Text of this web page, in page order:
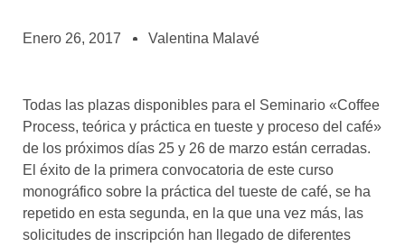
asociados
algo nuevo que
enseñarnos
BOLSA DE TRABAJO
¡te imaginas vivir de tu pasión
por el café?
Enero 26, 2017 Valentina Malavé
Todas las plazas disponibles para el Seminario «Coffee
Process, teórica y práctica en tueste y proceso del café»
de los próximos días 25 y 26 de marzo están cerradas.
El éxito de la primera convocatoria de este curso
monográfico sobre la práctica del tueste de café, se ha
repetido en esta segunda, en la que una vez más, las
solicitudes de inscripción han llegado de diferentes